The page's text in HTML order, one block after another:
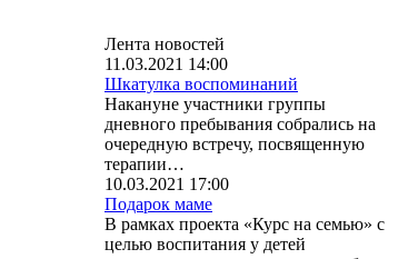
Лента новостей
11.03.2021 14:00
Шкатулка воспоминаний
Накануне участники группы
дневного пребывания собрались на
очередную встречу, посвященную
терапии…
10.03.2021 17:00
Подарок маме
В рамках проекта «Курс на семью» с
целью воспитания у детей